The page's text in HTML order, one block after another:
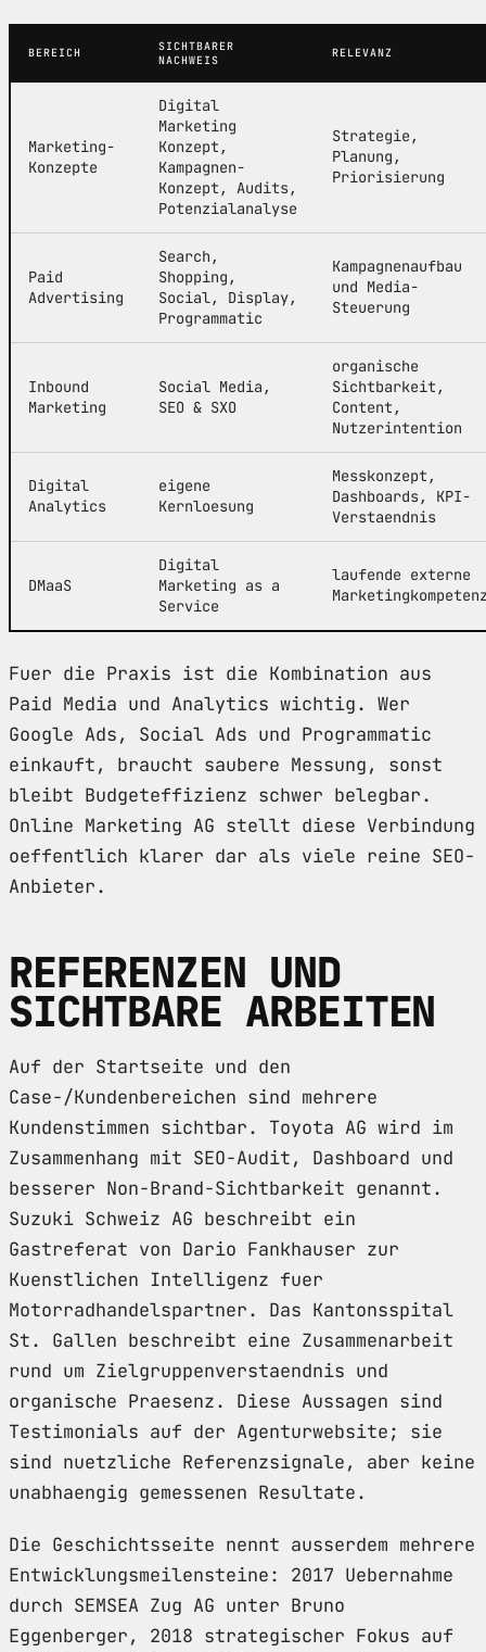
BEREICH
SICHTBARER
NACHWEIS
RELEVANZ
Marketing-
Konzepte
Digital
Marketing
Konzept,
Kampagnen-
Konzept, Audits,
Potenzialanalyse
Strategie,
Planung,
Priorisierung
Paid
Advertising
Search,
Shopping,
Social, Display,
Programmatic
Kampagnenaufbau
und Media-
Steuerung
Inbound
Marketing
Social Media,
SEO & SXO
organische
Sichtbarkeit,
Content,
Nutzerintention
Digital
Analytics
eigene
Kernloesung
Messkonzept,
Dashboards, KPI-
Verstaendnis
DMaaS
Digital
Marketing as a
Service
laufende externe
Fuer die Praxis ist die Kombination aus
Paid Media und Analytics wichtig. Wer
Google Ads, Social Ads und Programmatic
einkauft, braucht saubere Messung, sonst
bleibt Budgeteffizienz schwer belegbar.
Online Marketing AG stellt diese Verbindung
oeffentlich klarer dar als viele reine SEO-
Anbieter.
REFERENZEN UND
SICHTBARE ARBEITEN
Auf der Startseite und den
Case-/Kundenbereichen sind mehrere
Kundenstimmen sichtbar. Toyota AG wird im
Zusammenhang mit SEO-Audit, Dashboard und
besserer Non-Brand-Sichtbarkeit genannt.
Suzuki Schweiz AG beschreibt ein
Gastreferat von Dario Fankhauser zur
Kuenstlichen Intelligenz fuer
Motorradhandelspartner. Das Kantonsspital
St. Gallen beschreibt eine Zusammenarbeit
rund um Zielgruppenverstaendnis und
organische Praesenz. Diese Aussagen sind
Testimonials auf der Agenturwebsite; sie
sind nuetzliche Referenzsignale, aber keine
unabhaengig gemessenen Resultate.
Die Geschichtsseite nennt ausserdem mehrere
Entwicklungsmeilensteine: 2017 Uebernahme
durch SEMSEA Zug AG unter Bruno
Eggenberger, 2018 strategischer Fokus auf